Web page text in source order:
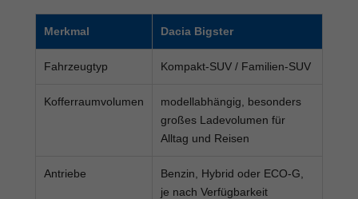
Merkmal Dacia Bigster
Fahrzeugtyp Kompakt-SUV / Familien-SUV
Kofferraumvolumen
modellabhängig, besonders
großes Ladevolumen für
Alltag und Reisen
Antriebe
Benzin, Hybrid oder ECO-G,
je nach Verfügbarkeit